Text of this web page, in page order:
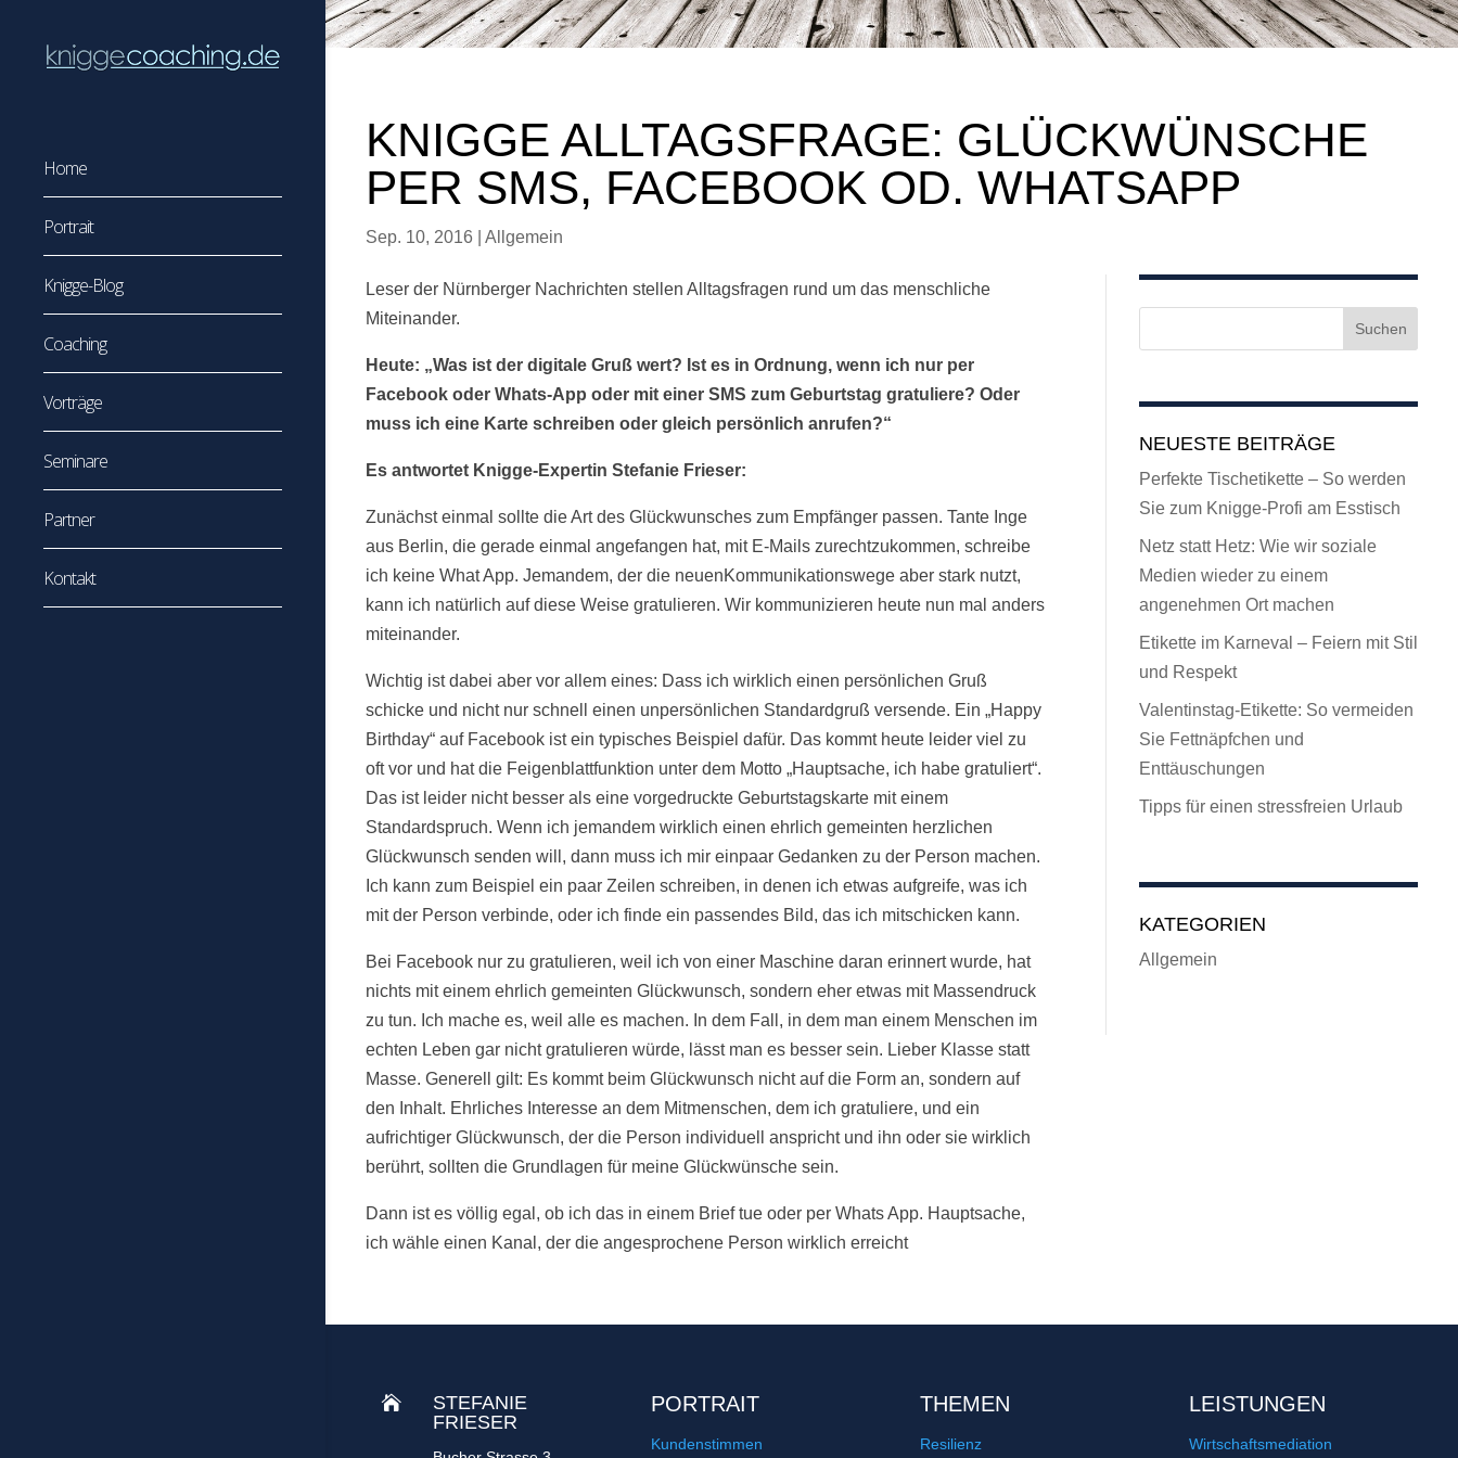
Home
Portrait
Knigge-Blog
Coaching
Vorträge
Seminare
Partner
Kontakt
KNIGGE ALLTAGSFRAGE: GLÜCKWÜNSCHE
PER SMS, FACEBOOK OD. WHATSAPP
Sep. 10, 2016 Allgemein
Leser der Nürnberger Nachrichten stellen Alltagsfragen rund um das menschliche
Miteinander.
Heute: „Was ist der digitale Gruß wert? Ist es in Ordnung, wenn ich nur per
Facebook oder Whats-App oder mit einer SMS zum Geburtstag gratuliere? Oder
muss ich eine Karte schreiben oder gleich persönlich anrufen?“
Es antwortet Knigge-Expertin Stefanie Frieser:
Zunächst einmal sollte die Art des Glückwunsches zum Empfänger passen. Tante Inge
aus Berlin, die gerade einmal angefangen hat, mit E-Mails zurechtzukommen, schreibe
ich keine What App. Jemandem, der die neuenKommunikationswege aber stark nutzt,
kann ich natürlich auf diese Weise gratulieren. Wir kommunizieren heute nun mal anders
miteinander.
Wichtig ist dabei aber vor allem eines: Dass ich wirklich einen persönlichen Gruß
schicke und nicht nur schnell einen unpersönlichen Standardgruß versende. Ein „Happy
Birthday“ auf Facebook ist ein typisches Beispiel dafür. Das kommt heute leider viel zu
oft vor und hat die Feigenblattfunktion unter dem Motto „Hauptsache, ich habe gratuliert“.
Das ist leider nicht besser als eine vorgedruckte Geburtstagskarte mit einem
Standardspruch. Wenn ich jemandem wirklich einen ehrlich gemeinten herzlichen
Glückwunsch senden will, dann muss ich mir einpaar Gedanken zu der Person machen.
Ich kann zum Beispiel ein paar Zeilen schreiben, in denen ich etwas aufgreife, was ich
mit der Person verbinde, oder ich finde ein passendes Bild, das ich mitschicken kann.
Bei Facebook nur zu gratulieren, weil ich von einer Maschine daran erinnert wurde, hat
nichts mit einem ehrlich gemeinten Glückwunsch, sondern eher etwas mit Massendruck
zu tun. Ich mache es, weil alle es machen. In dem Fall, in dem man einem Menschen im
echten Leben gar nicht gratulieren würde, lässt man es besser sein. Lieber Klasse statt
Masse. Generell gilt: Es kommt beim Glückwunsch nicht auf die Form an, sondern auf
den Inhalt. Ehrliches Interesse an dem Mitmenschen, dem ich gratuliere, und ein
aufrichtiger Glückwunsch, der die Person individuell anspricht und ihn oder sie wirklich
berührt, sollten die Grundlagen für meine Glückwünsche sein.
Dann ist es völlig egal, ob ich das in einem Brief tue oder per Whats App. Hauptsache,
ich wähle einen Kanal, der die angesprochene Person wirklich erreicht
NEUESTE BEITRÄGE
Perfekte Tischetikette – So werden
Sie zum Knigge-Profi am Esstisch
Netz statt Hetz: Wie wir soziale
Medien wieder zu einem
angenehmen Ort machen
Etikette im Karneval – Feiern mit Stil
und Respekt
Valentinstag-Etikette: So vermeiden
Sie Fettnäpfchen und
Enttäuschungen
Tipps für einen stressfreien Urlaub
KATEGORIEN
Allgemein

STEFANIE
FRIESER
PORTRAIT
Kundenstimmen
THEMEN
Resilienz
LEISTUNGEN
Wirtschaftsmediation